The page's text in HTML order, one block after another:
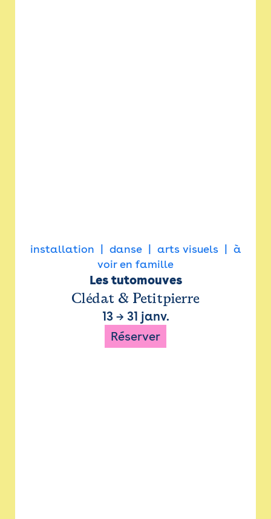
installation danse arts visuels
à
voir en famille
Les tutomouves
Clédat & Petitpierre
13→ 31 janv.
Réserver